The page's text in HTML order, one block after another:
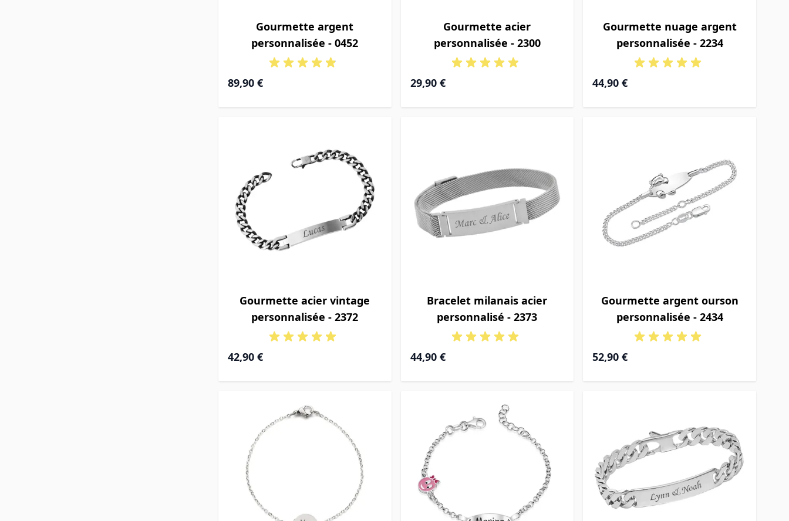
Gourmette argent
personnalisée - 0452
À partir de
89,90 €
Gourmette acier
personnalisée - 2300
29,90 €
Gourmette nuage argent
personnalisée - 2234
44,90 €
Gourmette acier vintage
personnalisée - 2372
42,90 €
Bracelet milanais acier
personnalisé - 2373
44,90 €
Gourmette argent ourson
personnalisée - 2434
52,90 €